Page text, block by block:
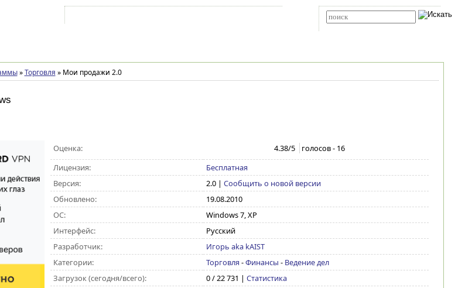
» Торговля »Мои продажи 2.0
Оценка: 4.38/5 голосов - 16
Лицензия:
Бесплатная
Версия:
2.0| Сообщить о новой версии
Обновлено:
19.08.2010
ОС:
Windows 7, XP
Интерфейс:
Русский
Разработчик:
Игорь aka kAIST
Категории:
Торговля -Финансы - Ведение дел
Загрузок (сегодня/всего):
0 / 22 731 | Статистика